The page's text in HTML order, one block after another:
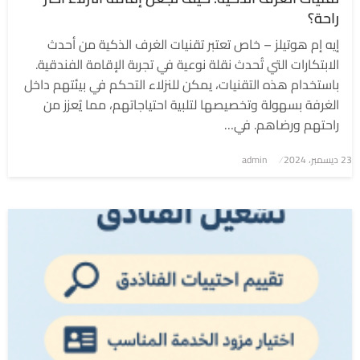
راحة؟
إيه إم هوتيلز – خاص تعتبر تقنيات الغرف الذكية من أحدث
الابتكارات التي تُحدث نقلة نوعية في تجربة الإقامة الفندقية.
باستخدام هذه التقنيات، يمكن للنزلاء التحكم في بيئتهم داخل
الغرفة بسهولة وتخصيصها لتلبية احتياجاتهم، مما يُعزز من
راحتهم ورضاهم. في…
نُشر
23 ديسمبر، 2024 admin